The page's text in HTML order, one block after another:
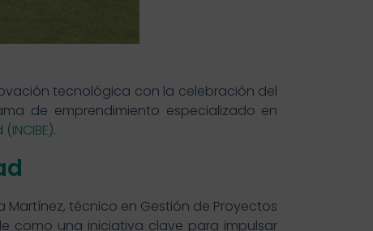
tecnológica con la celebración del
de emprendimiento especializado en
.
técnico en Gestión de Proyectos
como una iniciativa clave para impulsar